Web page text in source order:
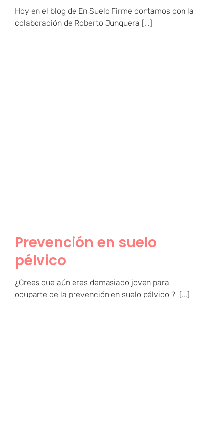
Hoy en el blog de En Suelo Firme contamos con la
colaboración de Roberto Junquera [...]
Prevención en suelo
pélvico
¿Crees que aún eres demasiado joven para
ocuparte de la prevención en suelo pélvico ? [...]